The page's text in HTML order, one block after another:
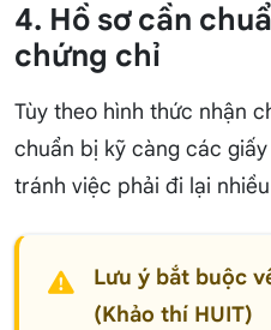
4. Hồ sơ cần
chứng chỉ
Tùy theo hình thức nhận
chuẩn bị kỹ càng các
tránh việc phải đi lại
Lưu ý bắt buộc
(Khảo thí HUIT)